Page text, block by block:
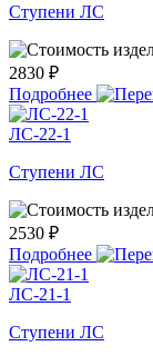
Ступени ЛС
2830 ₽
Подробнее
ЛС-22-1
Ступени ЛС
2530 ₽
Подробнее
ЛС-21-1
Ступени ЛС